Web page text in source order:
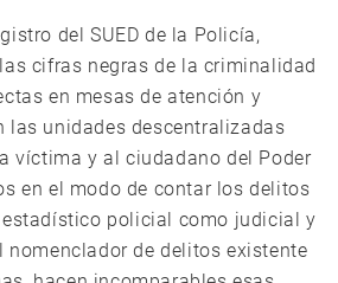
del SUED de la Policía,
cifras negras de la criminalidad
en mesas de atención y
las unidades descentralizadas
víctima y al ciudadano del Poder
en el modo de contar los delitos
policial como judicial y
nomenclador de delitos existente